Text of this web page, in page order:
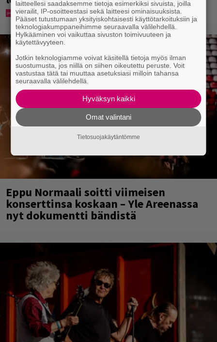
Eppu Normaali soitti viimeisen
konserttinsa koskaan – Yle Areenassa
nyt dokumentti bändistä
laitteellesi saadaksemme tietoja esimerkiksi sivuista, joilla
vierailit, IP-osoitteestasi sekä laitteesi ominaisuuksista.
Pääset tutustumaan yksityiskohtaisesti käyttötarkoituksiin ja
teknologiakumppaneihimme seuraavalla välilehdellä.
Hylkääminen voi vaikuttaa sivuston toimivuuteen ja
käytettävyyteen.
Jotkin teknologiamme voivat käsitellä tietoja myös ilman
suostumusta, jos niillä on siihen oikeutettu peruste. Voit
vastustaa tätä tai muuttaa asetuksiasi milloin tahansa
seuraavalla välilehdellä.
Hyväksyn kaikki
Omat valintani
Tietosuojakäytäntömme